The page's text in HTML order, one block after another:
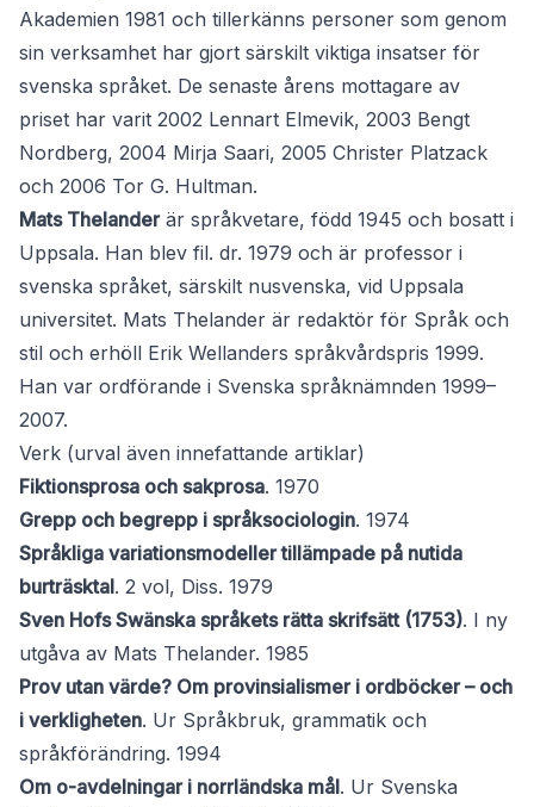
Akademien 1981 och tillerkänns personer som genom
sin verksamhet har gjort särskilt viktiga insatser för
svenska språket. De senaste årens mottagare av
priset har varit 2002 Lennart Elmevik, 2003 Bengt
Nordberg, 2004 Mirja Saari, 2005 Christer Platzack
och 2006 Tor G. Hultman.
Mats Thelanderär språkvetare, född 1945 och bosatt i
Uppsala. Han blev fil. dr. 1979 och är professor i
svenska språket, särskilt nusvenska, vid Uppsala
universitet. Mats Thelander är redaktör för Språk och
stil och erhöll Erik Wellanders språkvårdspris 1999.
Han var ordförande i Svenska språknämnden 1999–
2007.
Verk (urval även innefattande artiklar)
Fiktionsprosa och sakprosa. 1970
Grepp och begrepp i språksociologin. 1974
Språkliga variationsmodeller tillämpade på nutida
burträsktal. 2 vol, Diss. 1979
Sven Hofs Swänska språkets rätta skrifsätt (1753). I ny
utgåva av Mats Thelander. 1985
Prov utan värde? Om provinsialismer i ordböcker – och
i verkligheten. Ur Språkbruk, grammatik och
språkförändring. 1994
Om o-avdelningar i norrländska mål. Ur Svenska